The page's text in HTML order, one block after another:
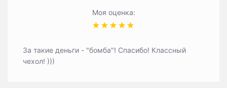
Моя оценка:
За такие деньги - "бомба"! Спасибо! Классный
чехол! )))